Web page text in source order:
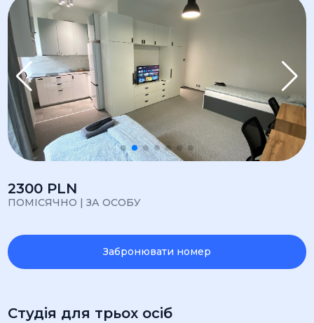
2300 PLN
ПОМІСЯЧНО | ЗА ОСОБУ
Забронювати номер
Студія для трьох осіб